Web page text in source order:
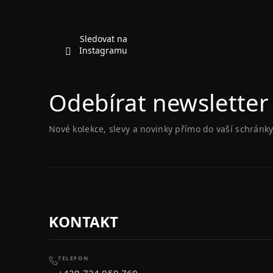
Sledovat na
Instagramu
Odebírat newsletter
Nové kolekce, slevy a novinky přímo do vaší
KONTAKT
TELEFON